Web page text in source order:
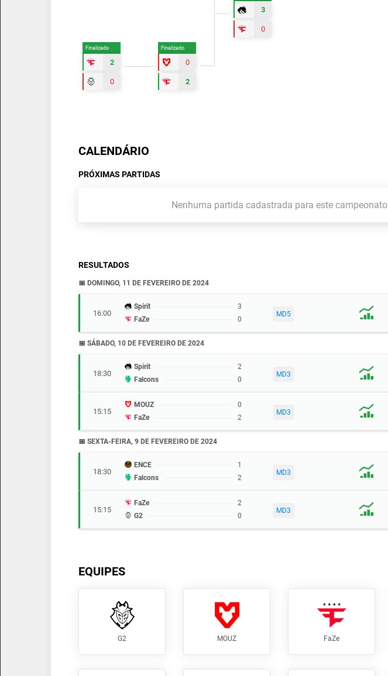
3
0
Finalizado
0
2
Finalizado
2
0
CALENDÁRIO
PRÓXIMAS PARTIDAS
Nenhuma partida cadastrada para este campeonato
RESULTADOS
📅 DOMINGO, 11 DE FEVEREIRO DE 2024
16:00
Spirit
3
FaZe
0
MD5
📅 SÁBADO, 10 DE FEVEREIRO DE 2024
18:30
Spirit
2
Falcons
0
MD3
15:15
MOUZ
0
FaZe
2
MD3
📅 SEXTA-FEIRA, 9 DE FEVEREIRO DE 2024
18:30
ENCE
1
Falcons
2
MD3
15:15
FaZe
2
G2
0
MD3
EQUIPES
G2 MOUZ FaZe